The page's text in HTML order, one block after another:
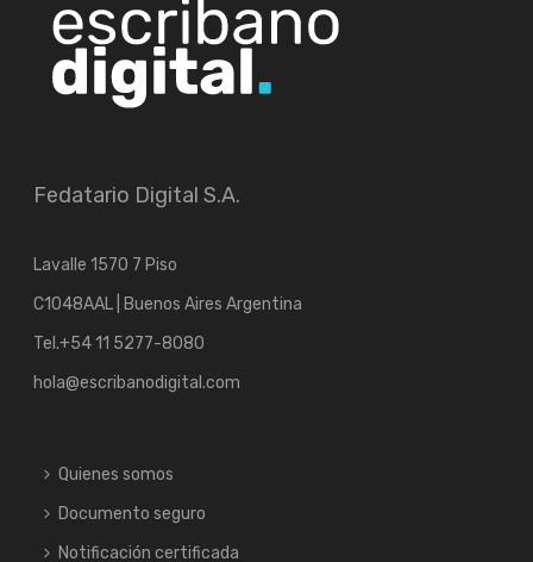
Fedatario Digital S.A.
Lavalle 1570 7 Piso
C1048AAL | Buenos Aires Argentina
Tel.+54 11 5277-8080
hola@escribanodigital.com
Quienes somos
Documento seguro
Notificación certificada